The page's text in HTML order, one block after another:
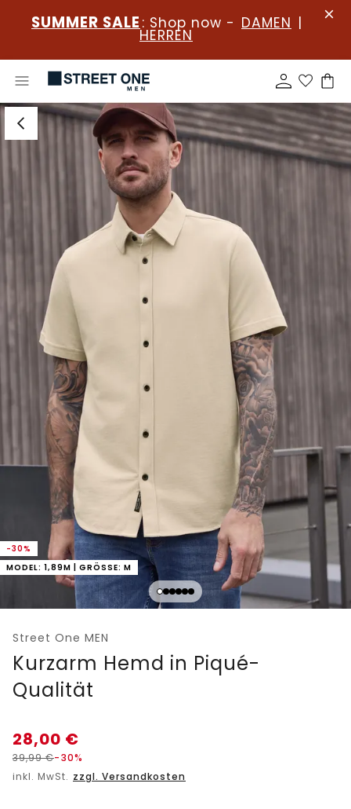
SUMMER SALE : Shop now - DAMEN |
HERREN
-30%
MODEL: 1,89M | GRÖSSE: M
Street One MEN
Kurzarm Hemd in Piqué-
Qualität
28,00 €
39,99€-30%
inkl. MwSt. zzgl. Versandkosten